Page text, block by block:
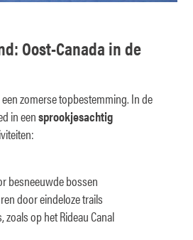
Oost-Canada in de
zomerse topbestemming. In de
in eensprookjesachtig
besneeuwde bossen
door eindeloze trails
op het Rideau Canal